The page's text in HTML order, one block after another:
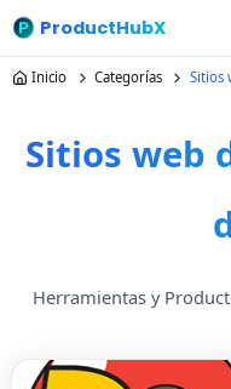
ProductHubX
Inicio Categorías Sitios
Sitios web
Herramientas y